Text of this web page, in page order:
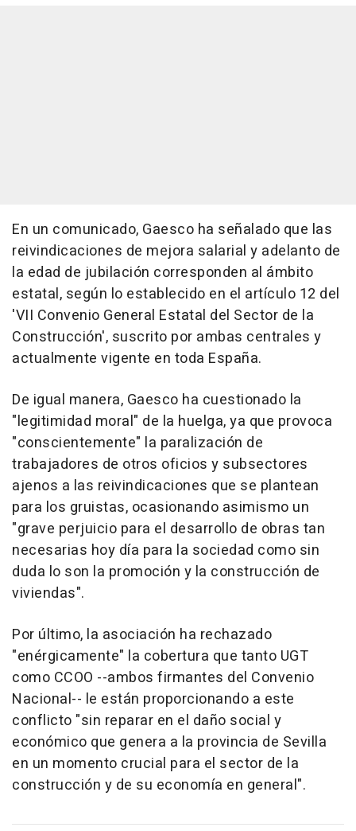
En un comunicado, Gaesco ha señalado que las
reivindicaciones de mejora salarial y adelanto de
la edad de jubilación corresponden al ámbito
estatal, según lo establecido en el artículo 12 del
'VII Convenio General Estatal del Sector de la
Construcción', suscrito por ambas centrales y
actualmente vigente en toda España.
De igual manera, Gaesco ha cuestionado la
"legitimidad moral" de la huelga, ya que provoca
"conscientemente" la paralización de
trabajadores de otros oficios y subsectores
ajenos a las reivindicaciones que se plantean
para los gruistas, ocasionando asimismo un
"grave perjuicio para el desarrollo de obras tan
necesarias hoy día para la sociedad como sin
duda lo son la promoción y la construcción de
viviendas".
Por último, la asociación ha rechazado
"enérgicamente" la cobertura que tanto UGT
como CCOO --ambos firmantes del Convenio
Nacional-- le están proporcionando a este
conflicto "sin reparar en el daño social y
económico que genera a la provincia de Sevilla
en un momento crucial para el sector de la
construcción y de su economía en general".